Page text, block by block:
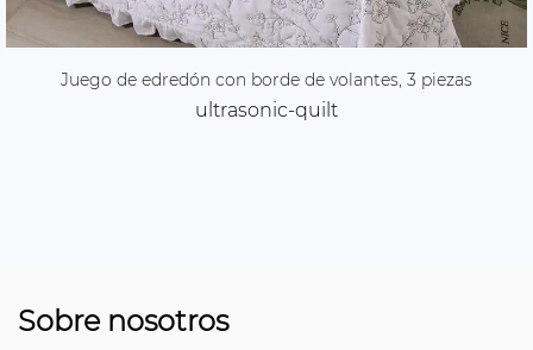
Juego de edredón con borde de volantes, 3 piezas
ultrasonic-quilt
Sobre nosotros